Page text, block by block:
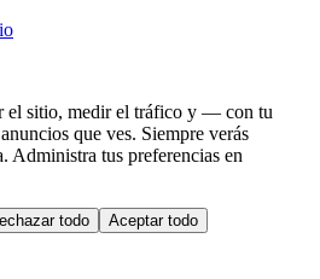
el sitio, medir el tráfico y — con tu
que ves. Siempre verás
Administra tus preferencias en
todo Aceptar todo